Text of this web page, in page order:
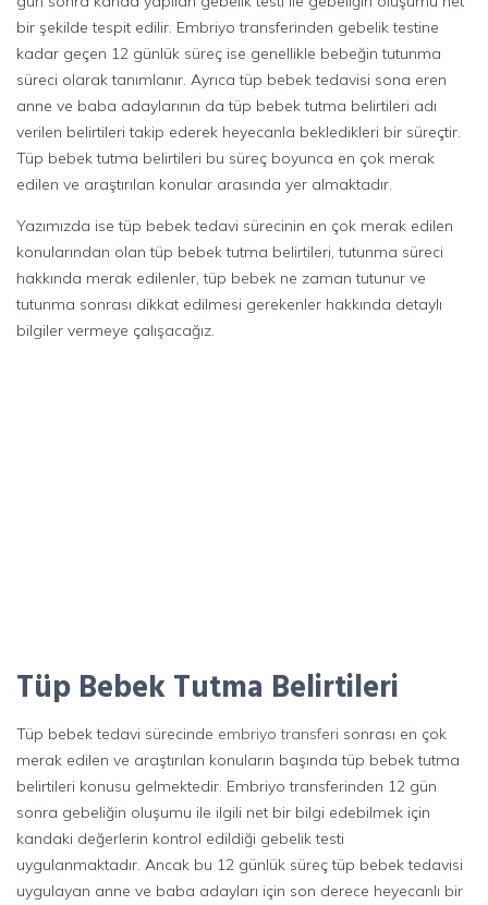
bir şekilde tespit edilir. Embriyo transferinden gebelik testine
kadar geçen 12 günlük süreç ise genellikle bebeğin tutunma
süreci olarak tanımlanır. Ayrıca tüp bebek tedavisi sona eren
anne ve baba adaylarının da tüp bebek tutma belirtileri adı
verilen belirtileri takip ederek heyecanla bekledikleri bir süreçtir.
Tüp bebek tutma belirtileri bu süreç boyunca en çok merak
edilen ve araştırılan konular arasında yer almaktadır.
Yazımızda ise tüp bebek tedavi sürecinin en çok merak edilen
konularından olan tüp bebek tutma belirtileri, tutunma süreci
hakkında merak edilenler, tüp bebek ne zaman tutunur ve
tutunma sonrası dikkat edilmesi gerekenler hakkında detaylı
bilgiler vermeye çalışacağız.
Tüp Bebek Tutma Belirtileri
Tüp bebek tedavi sürecinde embriyo transferi sonrası en çok
merak edilen ve araştırılan konuların başında tüp bebek tutma
belirtileri konusu gelmektedir. Embriyo transferinden 12 gün
sonra gebeliğin oluşumu ile ilgili net bir bilgi edebilmek için
kandaki değerlerin kontrol edildiği gebelik testi
uygulanmaktadır. Ancak bu 12 günlük süreç tüp bebek tedavisi
uygulayan anne ve baba adayları için son derece heyecanlı bir